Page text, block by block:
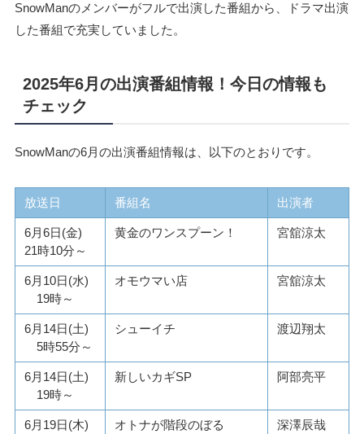
SnowManのメンバーがフルで出演した番組から、ドラマ出演
した番組で充実していました。
2025年6月の出演番組情報！今日の情報も
チェック
SnowManの6月の出演番組情報は、以下のとおりです。
放送日 番組名 出演者
6月6日(金)
21時10分～
黄金のワンスプーン！ 宮舘涼太
6月10日(水)
19時～
オモウマい店 宮舘涼太
6月14日(土)
5時55分～
シューイチ 渡辺翔太
6月14日(土)
19時～
新しいカギSP 阿部亮平
6月19日(木)
オトナが階段のぼる 深澤辰哉